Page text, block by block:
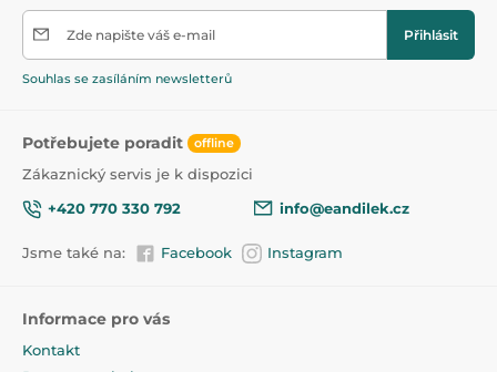
Zde napište váš e-mail Přihlásit
Souhlas se zasíláním newsletterů
Potřebujete poradit offline
Zákaznický servis je k dispozici
+420 770 330 792
info@eandilek.cz
Jsme také na: Facebook Instagram
Informace pro vás
Kontakt